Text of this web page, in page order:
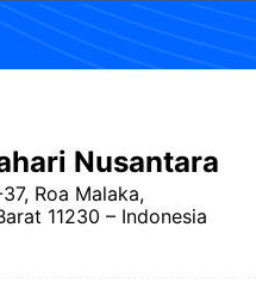
Nusantara
Roa Malaka,
11230 – Indonesia